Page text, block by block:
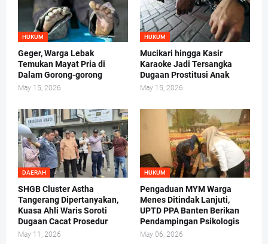
HUKUM
Geger, Warga Lebak
Temukan Mayat Pria di
Dalam Gorong-gorong
May 15, 2026
HUKUM
Mucikari hingga Kasir
Karaoke Jadi Tersangka
Dugaan Prostitusi Anak
May 15, 2026
DAERAH
SHGB Cluster Astha
Tangerang Dipertanyakan,
Kuasa Ahli Waris Soroti
Dugaan Cacat Prosedur
May 11, 2026
HUKUM
Pengaduan MYM Warga
Menes Ditindak Lanjuti,
UPTD PPA Banten Berikan
Pendampingan Psikologis
May 06, 2026